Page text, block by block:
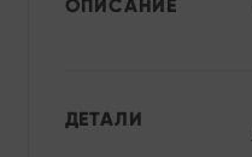
ОПИСАНИЕ
ДЕТАЛИ